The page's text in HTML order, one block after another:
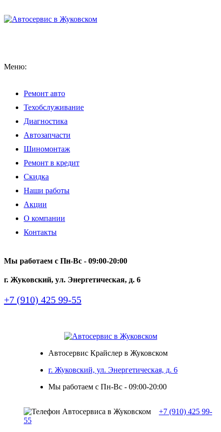
Меню:
Ремонт авто
Техобслуживание
Диагностика
Автозапчасти
Шиномонтаж
Ремонт в кредит
Скидка
Наши работы
Акции
О компании
Контакты
Мы работаем с Пн-Вc - 09:00-20:00
г. Жуковский, ул. Энергетическая, д. 6
+7 (910) 425 99-55
Автосервис Крайслер в Жуковском
г. Жуковский, ул. Энергетическая, д. 6
Мы работаем с Пн-Вc - 09:00-20:00
+7 (910) 425 99-
55